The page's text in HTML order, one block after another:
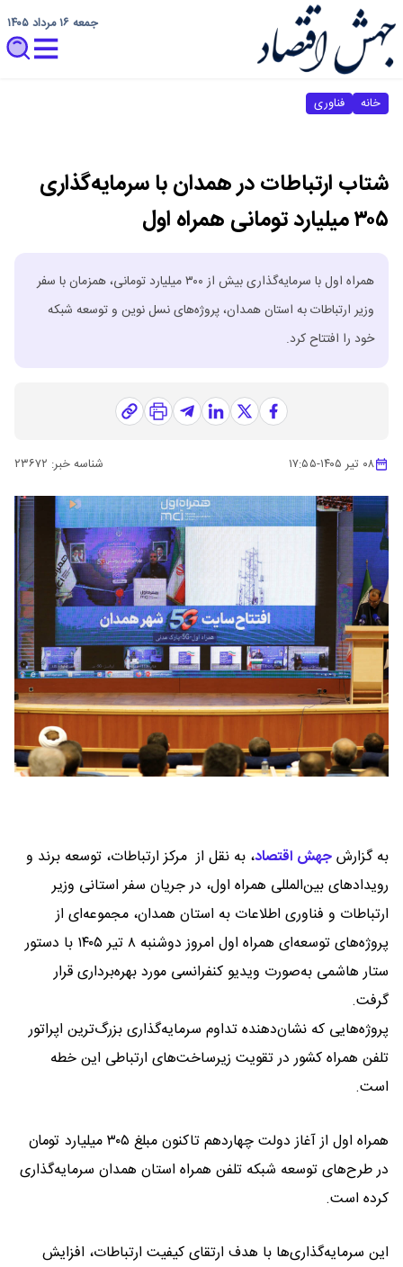
جمعه ۱۶ مرداد ۱۴۰۵
خانه فناوری
شتاب ارتباطات در همدان با سرمایه‌گذاری
۳۰۵ میلیارد تومانی همراه اول
همراه اول با سرمایه‌گذاری بیش از ۳۰۰ میلیارد تومانی، همزمان با سفر
وزیر ارتباطات به استان همدان، پروژه‌های نسل نوین و توسعه شبکه
خود را افتتاح کرد.
۰۸ تیر ۱۴۰۵ -۱۷:۵۵ شناسه خبر: ۲۳۶۷۲
به گزارشجهش اقتصاد، به نقل از مرکز ارتباطات، توسعه برند و
رویدادهای بین‌المللی همراه اول، در جریان سفر استانی وزیر
ارتباطات و فناوری اطلاعات به استان همدان، مجموعه‌ای از
پروژه‌های توسعه‌ای همراه اول امروز دوشنبه ۸ تیر ۱۴۰۵ با دستور
ستار هاشمی به‌صورت ویدیو کنفرانسی مورد بهره‌برداری قرار
گرفت.
پروژه‌هایی که نشان‌دهنده تداوم سرمایه‌گذاری بزرگ‌ترین اپراتور
تلفن همراه کشور در تقویت زیرساخت‌های ارتباطی این خطه
است.
همراه اول از آغاز دولت چهاردهم تاکنون مبلغ ۳۰۵ میلیارد تومان
در طرح‌های توسعه شبکه تلفن همراه استان همدان سرمایه‌گذاری
کرده است.
این سرمایه‌گذاری‌ها با هدف ارتقای کیفیت ارتباطات، افزایش